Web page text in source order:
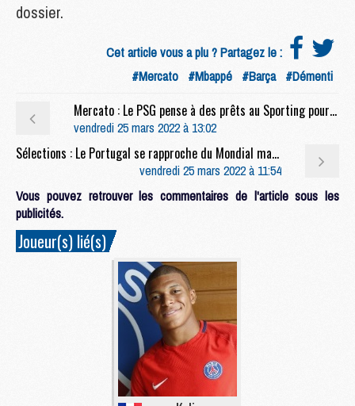
dossier.
Cet article vous a plu ? Partagez le :
#Mercato #Mbappé #Barça #Démenti
Mercato : Le PSG pense à des prêts au Sporting pour faire baisser le prix de Nuno Mendes
vendredi 25 mars 2022 à 13:02
Sélections : Le Portugal se rapproche du Mondial mais Danilo titube en défense
vendredi 25 mars 2022 à 11:54
Vous pouvez retrouver les commentaires de l'article sous les
publicités.
Joueur(s) lié(s)